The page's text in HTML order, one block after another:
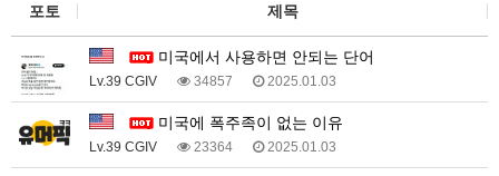
포토 제목
미국에서 사용하면 안되는 단어
Lv.39 CGIV 34857 2025.01.03
미국에 폭주족이 없는 이유
Lv.39 CGIV 23364 2025.01.03